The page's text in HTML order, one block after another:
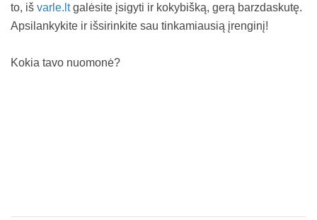
to, iš varle.ltgalėsite įsigyti ir kokybišką, gerą barzdaskutę.
Apsilankykite ir išsirinkite sau tinkamiausią įrenginį!
Kokia tavo nuomonė?